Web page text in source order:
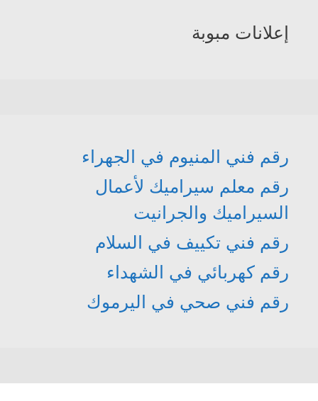
إعلانات مبوبة
رقم فني المنيوم في الجهراء
رقم معلم سيراميك لأعمال
السيراميك والجرانيت
رقم فني تكييف في السلام
رقم كهربائي في الشهداء
رقم فني صحي في اليرموك